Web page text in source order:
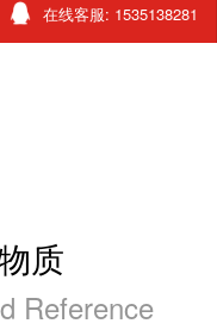
质
Reference
在线客服: 1535138281